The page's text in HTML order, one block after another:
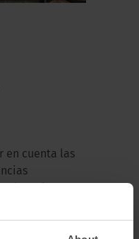
en cuenta las
y la calidad